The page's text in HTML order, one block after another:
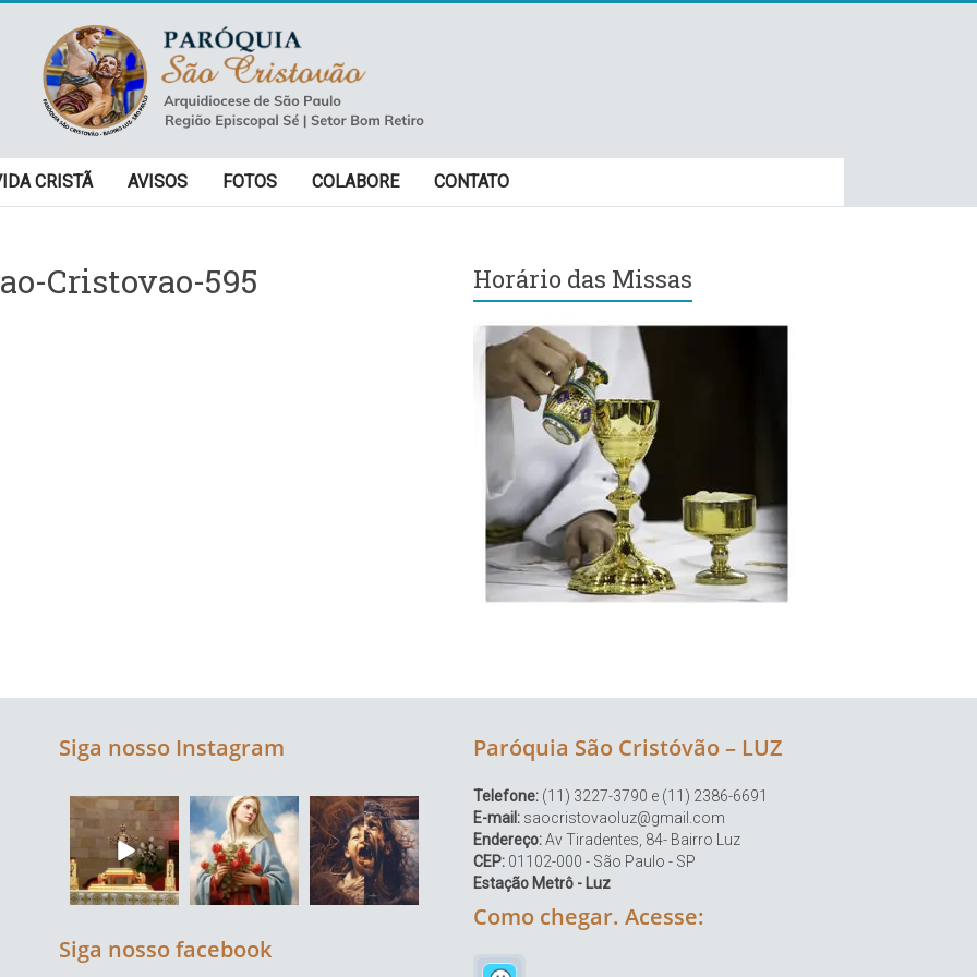
CRISTÃ AVISOS FOTOS COLABORE CONTATO
Cristovao-595 Horário das Missas
Siga nosso Instagram
Siga nosso facebook
Paróquia São Cristóvão – LUZ
Telefone: (11) 3227-3790 e (11) 2386-6691
E-mail: saocristovaoluz@gmail.com
Endereço:Av Tiradentes, 84- Bairro Luz
CEP: 01102-000 - São Paulo - SP
Estação Metrô - Luz
Como chegar. Acesse: